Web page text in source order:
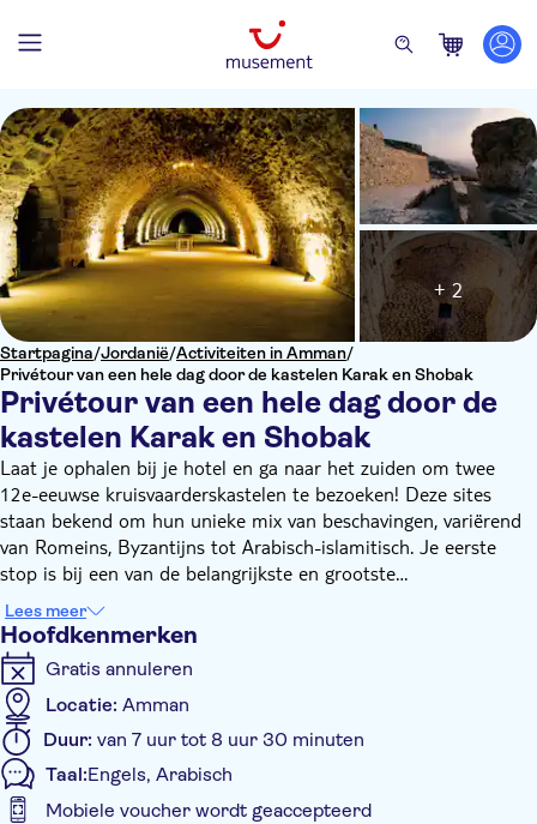
Startpagina/Jordanië/Activiteiten in Amman/
Privétour van een hele dag door de kastelen Karak en Shobak
Privétour van een hele dag door de
kastelen Karak en Shobak
+ 2
Laat je ophalen bij je hotel en ga naar het zuiden om twee
12e-eeuwse kruisvaarderskastelen te bezoeken! Deze sites
staan bekend om hun unieke mix van beschavingen, variërend
van Romeins, Byzantijns tot Arabisch-islamitisch. Je eerste
stop is bij een van de belangrijkste en grootste
kruisvaarderskastelen in de Levant-regio: Crac Des Moabites
(plaatselijk bekend als Karak Castle). Dit 12e-eeuwse kasteel
stond grotendeels onder de directe controle van vechtende
kruisvaarders tijdens de Heilige Oorlogen en diende als een
belangrijk bolwerk. Je krijgt ook de kans om Krak de Montreal
of Mons Regalis (plaatselijk bekend als Al Shobak Castle) te
verkennen. Dit indrukwekkende fort werd gebouwd door koning
Boudewijn I van Jeruzalem om de weg van Egypte naar
Damascus te bewaken.
Lees meer
Hoofdkenmerken
Gratis annuleren
Locatie: Amman
Duur: van 7 uur tot 8 uur 30 minuten
Taal:Engels, Arabisch
Mobiele voucher wordt geaccepteerd